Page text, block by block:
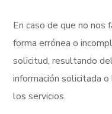
En caso de que no
forma errónea o
solicitud, resultando
información solicitada
los servicios.